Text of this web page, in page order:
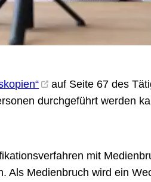
auf Seite 67 des
durchgeführt werden
mit
Als Medienbruch wird ein